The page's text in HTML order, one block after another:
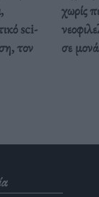
sci-
τον
χωρίς
σε